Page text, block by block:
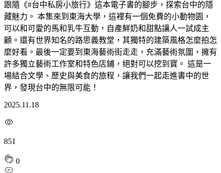
跟隨《#台中私房小旅行》這本電子書的腳步，探索台中的隱
藏魅力。 本集來到東海大學，這裡有一個免費的小動物園，
可以和可愛的馬和乳牛互動，自產鮮奶和甜點讓人一試成主
顧。還有世界知名的路思義教堂，其獨特的建築風格怎麼拍怎
麼好看。最後一定要到東海藝術街走走，充滿藝術氛圍，擁有
許多獨立藝術工作室和特色店鋪，絕對可以挖到寶。 這是一
場結合文學、歷史與美食的旅程，讓我們一起走進書中的世
界，發現台中的無限可能！
2025.11.18
851
0